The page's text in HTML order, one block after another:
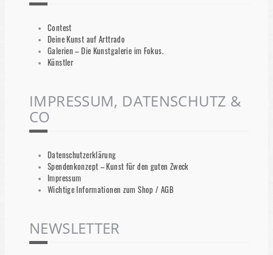
Contest
Deine Kunst auf Arttrado
Galerien – Die Kunstgalerie im Fokus.
Künstler
IMPRESSUM, DATENSCHUTZ &
CO
Datenschutzerklärung
Spendenkonzept – Kunst für den guten Zweck
Impressum
Wichtige Informationen zum Shop / AGB
NEWSLETTER